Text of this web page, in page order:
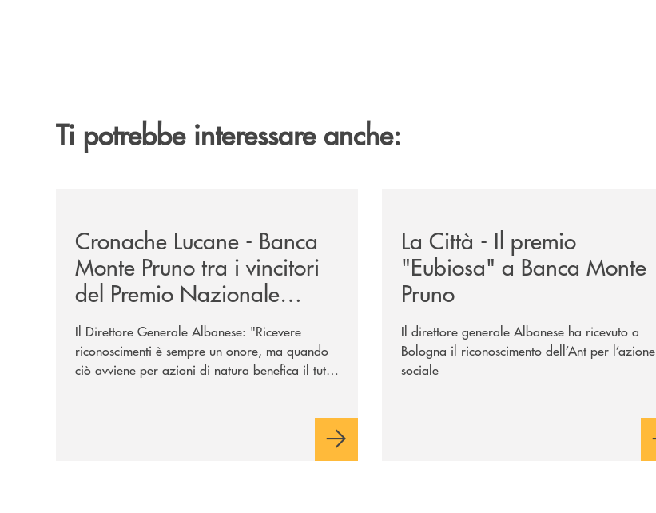
Ti potrebbe interessare anche:
Cronache Lucane - Banca
Monte Pruno tra i vincitori
del Premio Nazionale
Eubiosa Ant
Il Direttore Generale Albanese: "Ricevere
riconoscimenti è sempre un onore, ma quando
ciò avviene per azioni di natura benefica il tutto
La Città - Il premio
"Eubiosa" a Banca Monte
Pruno
Il direttore generale Albanese ha ricevuto a
Bologna il riconoscimento dell’Ant per l’azione
sociale